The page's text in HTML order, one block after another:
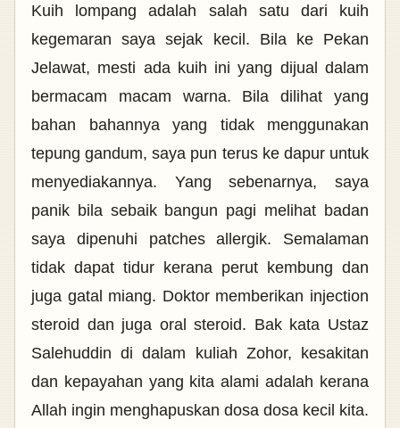
Kuih lompang adalah salah satu dari kuih
kegemaran saya sejak kecil. Bila ke Pekan
Jelawat, mesti ada kuih ini yang dijual dalam
bermacam macam warna. Bila dilihat yang
bahan bahannya yang tidak menggunakan
tepung gandum, saya pun terus ke dapur untuk
menyediakannya. Yang sebenarnya, saya
panik bila sebaik bangun pagi melihat badan
saya dipenuhi patches allergik. Semalaman
tidak dapat tidur kerana perut kembung dan
juga gatal miang. Doktor memberikan injection
steroid dan juga oral steroid. Bak kata Ustaz
Salehuddin di dalam kuliah Zohor, kesakitan
dan kepayahan yang kita alami adalah kerana
Allah ingin menghapuskan dosa dosa kecil kita.